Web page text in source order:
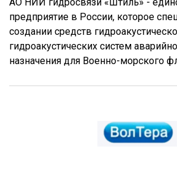
АО НИИ гидросвязи «Штиль» -
предприятие в России, которое
создании средств
гидроакустических систем
назначения для Военно-морского